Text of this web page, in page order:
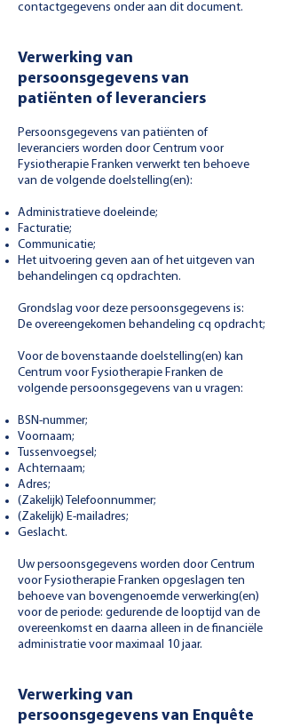
contactgegevens onder aan dit document.
Verwerking van
persoonsgegevens van
patiënten of leveranciers
Persoonsgegevens van patiënten of
leveranciers worden door Centrum voor
Fysiotherapie Franken verwerkt ten behoeve
van de volgende doelstelling(en):
Administratieve doeleinde;
Facturatie;
Communicatie;
Het uitvoering geven aan of het uitgeven van
behandelingen cq opdrachten.
Grondslag voor deze persoonsgegevens is:
De overeengekomen behandeling cq opdracht;
Voor de bovenstaande doelstelling(en) kan
Centrum voor Fysiotherapie Franken de
volgende persoonsgegevens van u vragen:
BSN-nummer;
Voornaam;
Tussenvoegsel;
Achternaam;
Adres;
(Zakelijk) Telefoonnummer;
(Zakelijk) E-mailadres;
Geslacht.
Uw persoonsgegevens worden door Centrum
voor Fysiotherapie Franken opgeslagen ten
behoeve van bovengenoemde verwerking(en)
voor de periode: gedurende de looptijd van de
overeenkomst en daarna alleen in de financiële
administratie voor maximaal 10 jaar.
Verwerking van
persoonsgegevens van Enquête